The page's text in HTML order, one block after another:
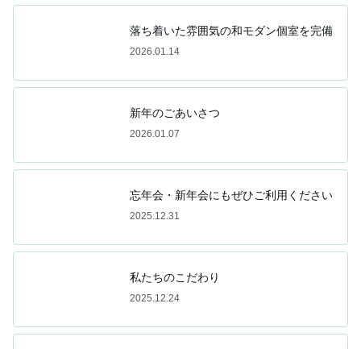
落ち着いた雰囲気の和モダン個室を完備
2026.01.14
新年のごあいさつ
2026.01.07
忘年会・新年会にもぜひご利用ください
2025.12.31
私たちのこだわり
2025.12.24